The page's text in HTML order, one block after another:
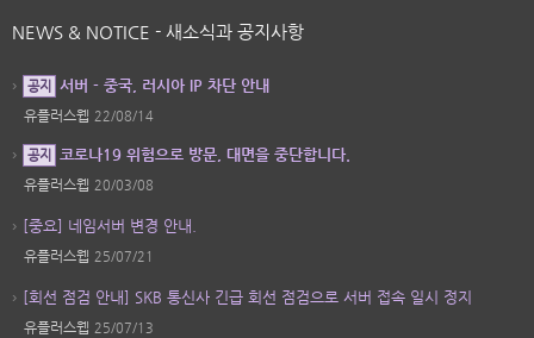
NEWS & NOTICE - 새소식과 공지사항
공지 서버 - 중국, 러시아 IP 차단 안내
유플러스웹 22/08/14
공지 코로나19 위험으로 방문, 대면을 중단합니다.
유플러스웹 20/03/08
[중요] 네임서버 변경 안내.
유플러스웹 25/07/21
[회선 점검 안내] SKB 통신사 긴급 회선 점검으로 서버 접속 일시 정지
유플러스웹 25/07/13